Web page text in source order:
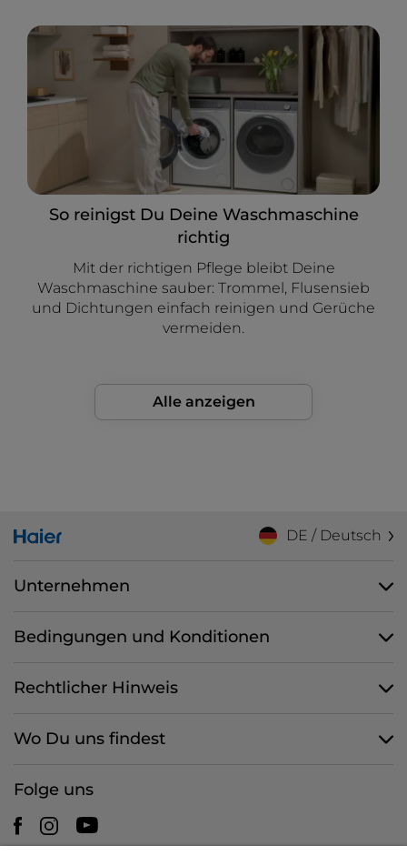
So reinigst Du Deine Waschmaschine
richtig
Mit der richtigen Pflege bleibt Deine
Waschmaschine sauber: Trommel, Flusensieb
und Dichtungen einfach reinigen und Gerüche
vermeiden.
Alle anzeigen
DE / Deutsch
Unternehmen
Bedingungen und Konditionen
Rechtlicher Hinweis
Wo Du uns findest
Folge uns